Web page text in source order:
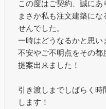
この度はご契約、誠にあ
まさか私も注文建築に
せんでした。
一時はどうなるかと思い
不安やご不明点をその
提案出来ました！
引き渡しまでしばらく
します！